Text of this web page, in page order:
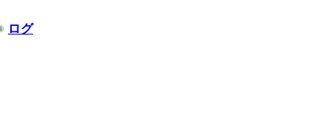
ログ